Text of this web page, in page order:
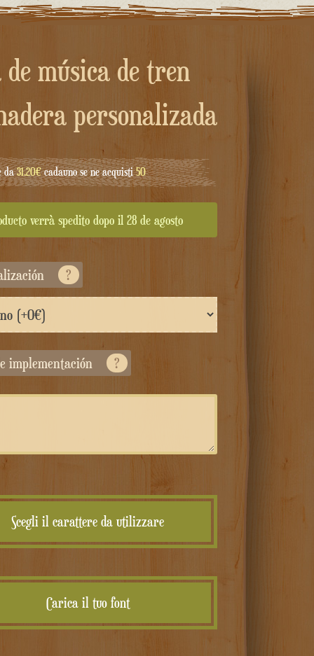
personalizada
da31.20€cadauno se ne acquisti50
verrà spedito dopo il 28 de agosto
?
implementación ?
Scegli il carattere da utilizzare
Carica il tuo font